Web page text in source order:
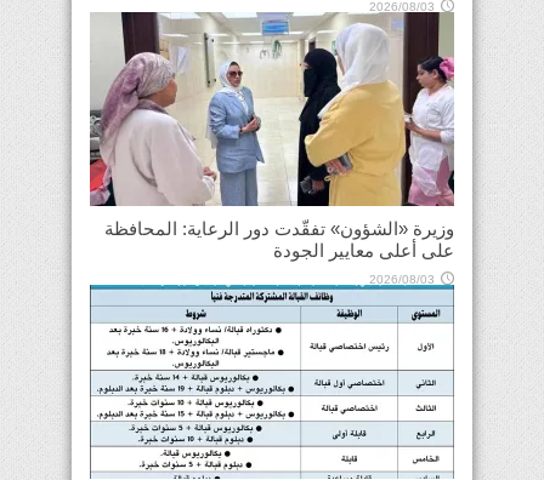
2026/08/03
وزيرة «الشؤون» تفقّدت دور الرعاية: المحافظة
على أعلى معايير الجودة
2026/08/03